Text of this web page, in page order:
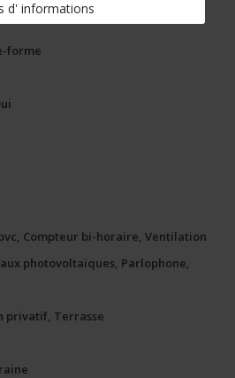
forme
Compteur bi-horaire, Ventilation
photovoltaïques, Parlophone,
privatif, Terrasse
d' informations